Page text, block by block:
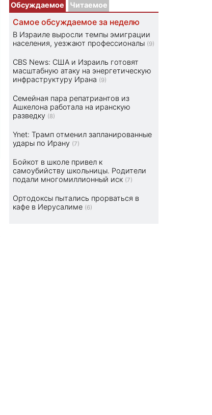
Обсуждаемое Читаемое
Самое обсуждаемое за неделю
В Израиле выросли темпы эмиграции
населения, уезжают профессионалы (9)
CBS News: США и Израиль готовят
масштабную атаку на энергетическую
инфраструктуру Ирана (9)
Семейная пара репатриантов из
Ашкелона работала на иранскую
разведку (8)
Ynet: Трамп отменил запланированные
удары по Ирану (7)
Бойкот в школе привел к
самоубийству школьницы. Родители
подали многомиллионный иск (7)
Ортодоксы пытались прорваться в
кафе в Иерусалиме (6)